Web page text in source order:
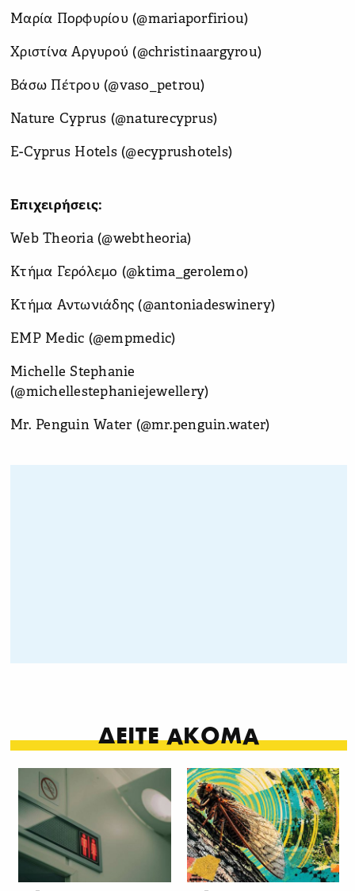
Μαρία Πορφυρίου (@mariaporfiriou)
Χριστίνα Αργυρού (@christinaargyrou)
Βάσω Πέτρου (@vaso_petrou)
Nature Cyprus (@naturecyprus)
E-Cyprus Hotels (@ecyprushotels)
Επιχειρήσεις:
Web Theoria (@webtheoria)
Κτήμα Γερόλεμο (@ktima_gerolemo)
Κτήμα Αντωνιάδης (@antoniadeswinery)
EMP Medic (@empmedic)
Michelle Stephanie
(@michellestephaniejewellery)
Mr. Penguin Water (@mr.penguin.water)
ΔΕΙΤΕ ΑΚΟΜΑ